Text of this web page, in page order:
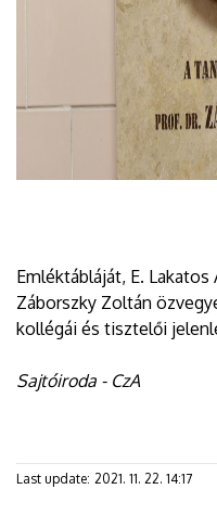
Emléktábláját, E.
Záborszky Zoltán
kollégái és tisztelői
Sajtóiroda - CzA
Last update: 2021. 11. 22. 14:17